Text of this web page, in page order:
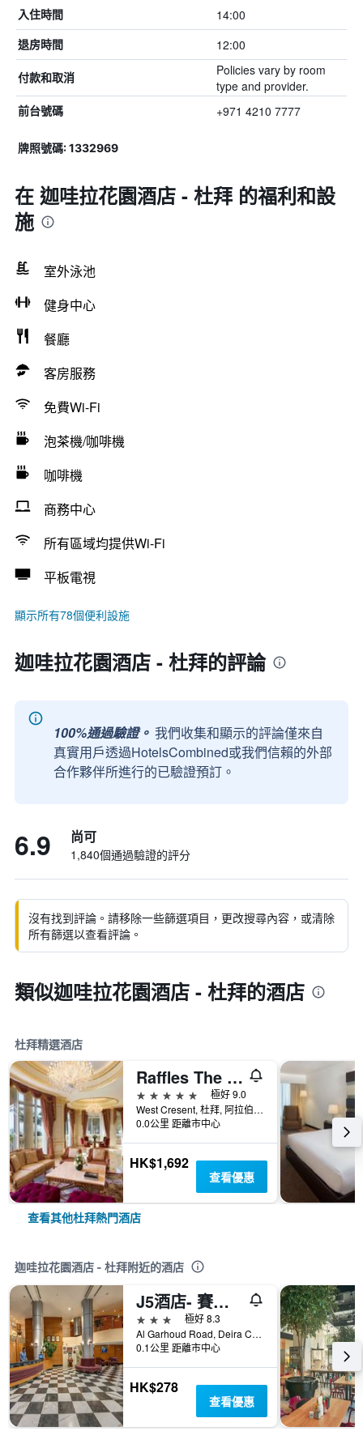
入住時間 14:00
退房時間 12:00
付款和取消
Policies vary by room
type and provider.
前台號碼 +971 4210 7777
牌照號碼: 1332969
在 迦哇拉花園酒店 - 杜拜 的福利和設
施
室外泳池
健身中心
餐廳
客房服務
免費Wi-Fi
泡茶機/咖啡機
咖啡機
商務中心
所有區域均提供Wi-Fi
平板電視
顯示所有78個便利設施
迦哇拉花園酒店 - 杜拜的評論
100%通過驗證。 我們收集和顯示的評論僅來自
真實用戶透過HotelsCombined或我們信賴的外部
合作夥伴所進行的已驗證預訂。
6.9 尚可
1,840個通過驗證的評分
沒有找到評論。請移除一些篩選項目，更改搜尋內容，或清除
所有篩選以查看評論。
類似迦哇拉花園酒店 - 杜拜的酒店
杜拜精選酒店
Raffles The Palm Dubai
5星級
極好 9.0
West Cresent, 杜拜, 阿拉伯聯合大公國
0.0公里 距離市中心
HK$1,692
查看優惠
查看其他杜拜熱門酒店
迦哇拉花園酒店 - 杜拜附近的酒店
J5酒店- 賽義德港
3星級
極好 8.3
Al Garhoud Road, Deira City Centre, 杜拜, 阿拉伯聯合大公國
0.1公里 距離市中心
HK$278
查看優惠